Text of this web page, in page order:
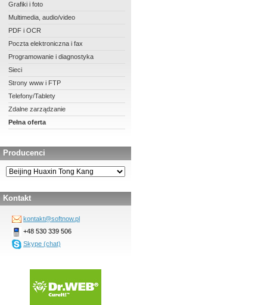
Grafiki i foto
Multimedia, audio/video
PDF i OCR
Poczta elektroniczna i fax
Programowanie i diagnostyka
Sieci
Strony www i FTP
Telefony/Tablety
Zdalne zarządzanie
Pełna oferta
Producenci
Kontakt
kontakt@softnow.pl
+48 530 339 506
Skype (chat)